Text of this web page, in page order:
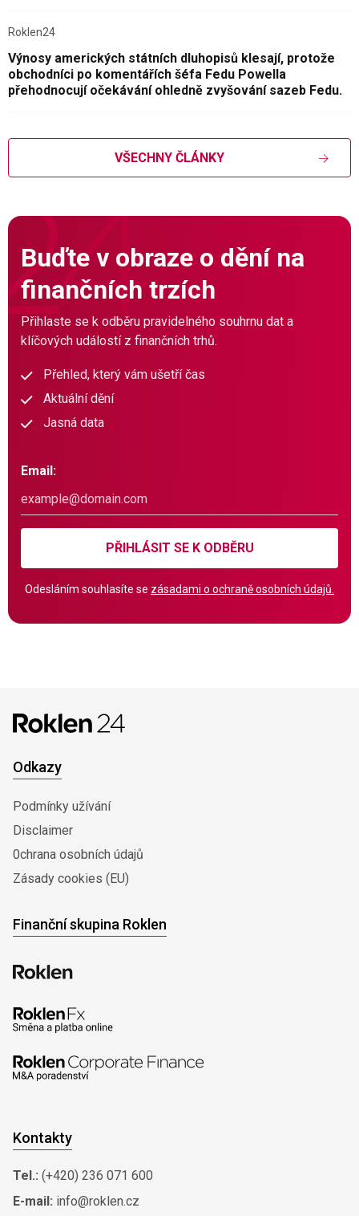
Roklen24
Výnosy amerických státních dluhopisů klesají, protože
obchodníci po komentářích šéfa Fedu Powella
přehodnocují očekávání ohledně zvyšování sazeb Fedu.
VŠECHNY ČLÁNKY
Buďte v obraze o dění na
finančních trzích
Přihlaste se k odběru pravidelného souhrnu dat a
klíčových událostí z finančních trhů.
Přehled, který vám ušetří čas
Aktuální dění
Jasná data
Email:
PŘIHLÁSIT SE K ODBĚRU
Odesláním souhlasíte se zásadami o ochraně osobních údajů.
Odkazy
Podmínky užívání
Disclaimer
0chrana osobních údajů
Zásady cookies (EU)
Finanční skupina Roklen
Kontakty
Tel.: (+420) 236 071 600
E-mail: info@roklen.cz